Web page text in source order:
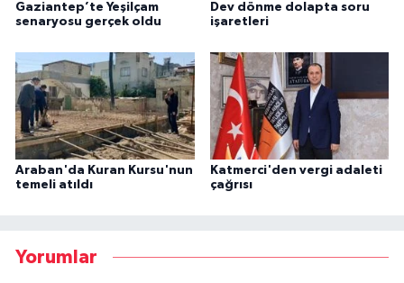
Gaziantep’te Yeşilçam
senaryosu gerçek oldu
Dev dönme dolapta soru
işaretleri
Araban'da Kuran Kursu'nun
temeli atıldı
Katmerci'den vergi adaleti
çağrısı
Yorumlar